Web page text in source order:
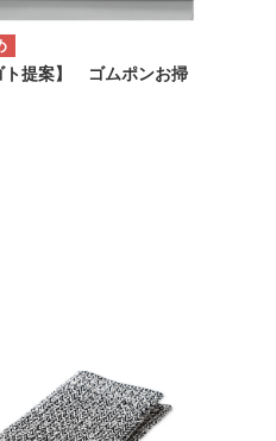
ト提案】 ゴムポンお掃